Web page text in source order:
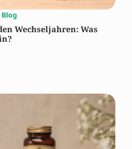
Wechseljahren: Was